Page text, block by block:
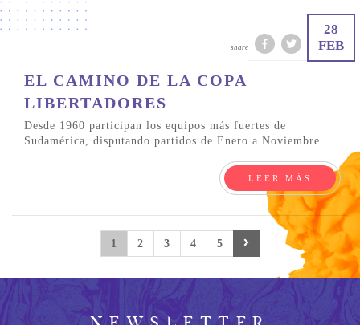
28
FEB
share
EL CAMINO DE LA COPA
LIBERTADORES
Desde 1960 participan los equipos más fuertes de
Sudamérica, disputando partidos de Enero a Noviembre.
LEER MÁS
1 2 3 4 5